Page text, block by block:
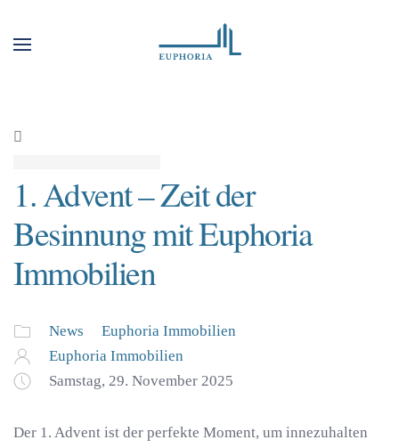
1. Advent – Zeit der
Besinnung mit Euphoria
Immobilien
News
Euphoria Immobilien
Euphoria Immobilien
Samstag, 29. November 2025
Der 1. Advent ist der perfekte Moment, um innezuhalten